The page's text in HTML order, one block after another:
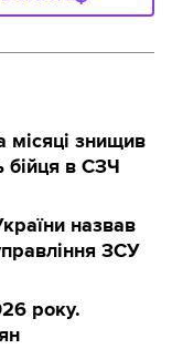
місяці знищив
бійця в СЗЧ
назвав
ЗСУ
року.